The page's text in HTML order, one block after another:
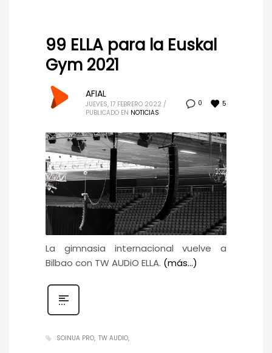
99 ELLA para la Euskal
Gym 2021
0 5
AFIAL
JUEVES, 17 FEBRERO 2022 /
PUBLICADO EN NOTICIAS
La gimnasia internacional vuelve a
Bilbao con TW AUDiO ELLA. (más…)
SOINUA PRO TW AUDIO